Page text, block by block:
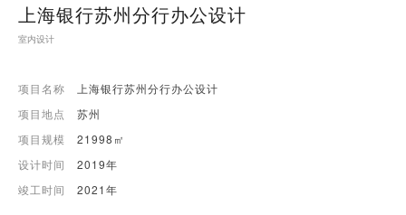
上海银行苏州分行办公设计
室内设计
项目名称
上海银行苏州分行办公设计
项目地点
苏州
项目规模
21998㎡
设计时间
2019年
竣工时间
2021年